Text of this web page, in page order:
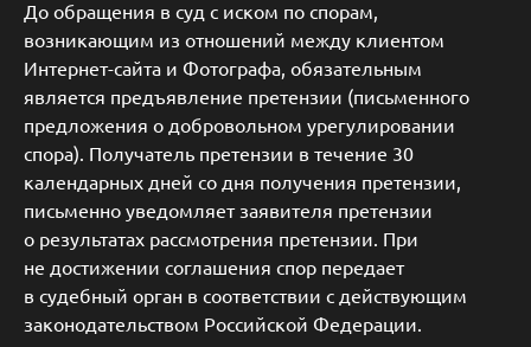
До обращения в суд с иском по спорам,
возникающим из отношений между клиентом
Интернет-сайта и Фотографа, обязательным
является предъявление претензии (письменного
предложения о добровольном урегулировании
спора). Получатель претензии в течение 30
календарных дней со дня получения претензии,
письменно уведомляет заявителя претензии
о результатах рассмотрения претензии. При
не достижении соглашения спор передает
в судебный орган в соответствии с действующим
законодательством Российской Федерации.